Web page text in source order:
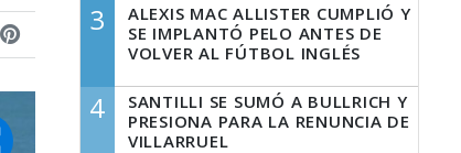
3
ALEXIS MAC ALLISTER CUMPLIÓ Y
SE IMPLANTÓ PELO ANTES DE
VOLVER AL FÚTBOL INGLÉS
4
SANTILLI SE SUMÓ A BULLRICH Y
PRESIONA PARA LA RENUNCIA DE
VILLARRUEL